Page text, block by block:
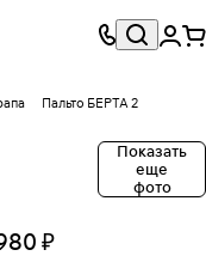
Пальто БЕРТА 2
Показать
еще
фото
₽